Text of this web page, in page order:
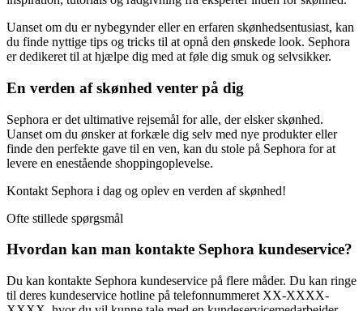
Uanset om du er nybegynder eller en erfaren skønhedsentusiast, kan
du finde nyttige tips og tricks til at opnå den ønskede look. Sephora
er dedikeret til at hjælpe dig med at føle dig smuk og selvsikker.
En verden af skønhed venter på dig
Sephora er det ultimative rejsemål for alle, der elsker skønhed.
Uanset om du ønsker at forkæle dig selv med nye produkter eller
finde den perfekte gave til en ven, kan du stole på Sephora for at
levere en enestående shoppingoplevelse.
Kontakt Sephora i dag og oplev en verden af skønhed!
Ofte stillede spørgsmål
Hvordan kan man kontakte Sephora kundeservice?
Du kan kontakte Sephora kundeservice på flere måder. Du kan ringe
til deres kundeservice hotline på telefonnummeret XX-XXXX-